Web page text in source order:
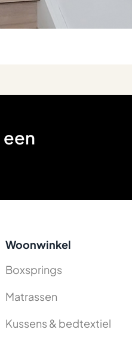
Woonwinkel
Boxsprings
Matrassen
Kussens & bedtextiel